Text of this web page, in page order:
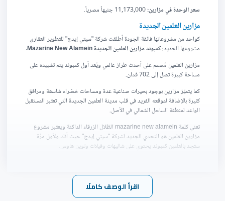
سعر الوحدة في مزارين:
مزارين العلمين الجديدة
كواحد من مشروعاتها فائقة الجودة أطلقت شركة "سيتي إيدج" للتطوير العقاري
مشروعها الجديد؛كمبوند مزارين العلمين الجديدة Mazarine New Alamein
.
مزارين العلمين مُصمم على أحدث طراز عالمي ويُعد أول كمبوند يتم تشييده على
مساحة كبيرة تصل إلى 702 فدان.
كما يتميّز مزارين بوجود بحيرات صناعية عدة ومساحات خضراء شاسعة ومرافق
كثيرة بالإضافة لموقعه الفريد في قلب مدينة العلمين الجديدة التي تعتبر المستقبل
الواعد لمنطقة الساحل الشمالي في الأصل.
تعني كلمة mazarine new alamein الظلال الزرقاء الداكنة ويعتبر مشروع
مزارين العلمين هو التحدي الجديد لشركة "سيتي إيدج" حيث أنك ولأول مرَّة
ستجد بالعلمين كمبوند يحتوي على شاليهات وفيلات وتوين هاوس.
الرفاهية في أكثر مناطق مصر رقيًا.
702 فدان
اقرأ الوصف كاملًا